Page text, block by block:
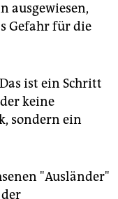
ausgewiesen,
Gefahr für die
ist ein Schritt
keine
sondern ein
"Ausländer"